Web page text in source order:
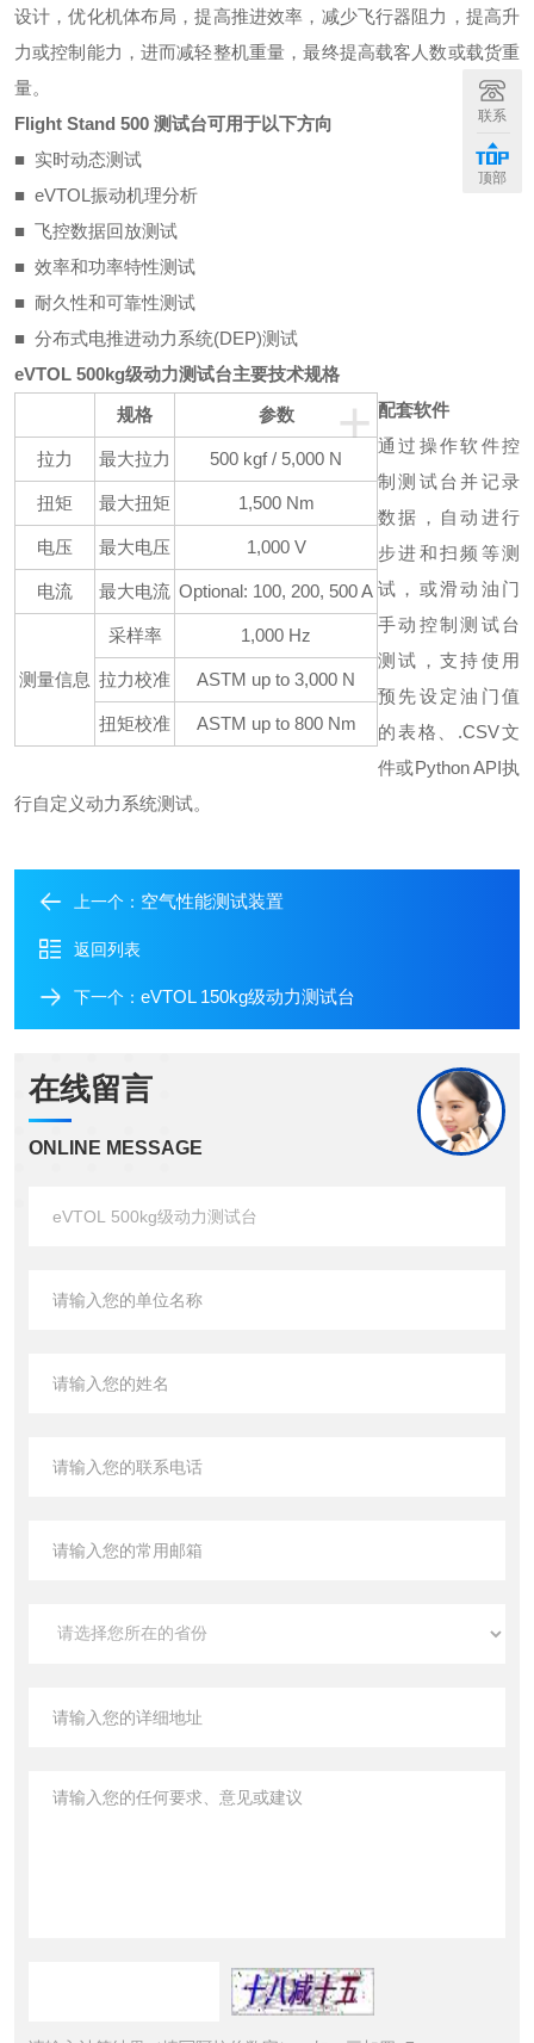
设计，优化机体布局，提高推进效率，减少飞行器阻力，提高升
力或控制能力，进而减轻整机重量，最终提高载客人数或载货重
量。
Flight Stand 500 测试台可用于以下方向
■ 实时动态测试
■ eVTOL振动机理分析
■ 飞控数据回放测试
■ 效率和功率特性测试
■ 耐久性和可靠性测试
■ 分布式电推进动力系统(DEP)测试
eVTOL 500kg级动力测试台主要技术规格
+
规格 参数
拉力 最大拉力 500 kgf / 5,000 N
扭矩 最大扭矩 1,500 Nm
电压 最大电压 1,000 V
电流 最大电流 Optional: 100, 200, 500 A
测量信息
采样率 1,000 Hz
拉力校准 ASTM up to 3,000 N
扭矩校准 ASTM up to 800 Nm
配套软件
通过操作软件控
制测试台并记录
数据，自动进行
步进和扫频等测
试，或滑动油门
手动控制测试台
测试，支持使用
预先设定油门值
的表格、.CSV文
件或Python API执
行自定义动力系统测试。
上一个： 空气性能测试装置
返回列表
下一个： eVTOL 150kg级动力测试台
在线留言
ONLINE MESSAGE
联系
顶部